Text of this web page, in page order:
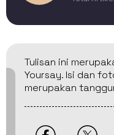
Tulisan ini
Yoursay. Isi dan
merupakan